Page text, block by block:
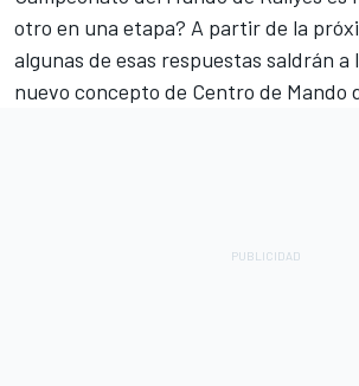
otro en una etapa? A partir de la
algunas de esas respuestas saldrán a
nuevo concepto de Centro de Mando